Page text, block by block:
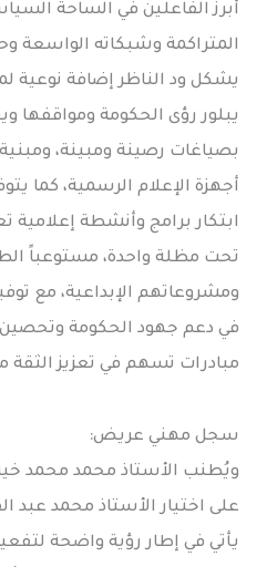
أبرز الفاعلين في الساحة
المتراكمة وشبكاته الواسعة
يشكل ود الناظر إضافة نوعية
يبلور رؤى الحكومة ومواقفها
بصياغات رصينة ومبينة،
أجهزة الإعلام الرسمية، كما
ابتكار برامج وأنشطة إعلامية
تحت مظلة واحدة، مستوعباً
ومشروعاتهم الإبداعية، مع
في دعم جهود الحكومة وتحصين
مبادرات تسهم في تعزيز الثقة
سجل مهني عريض:
ويُطنب الأستاذ محمد محمد
على اختيار الأستاذ محمد عبد
يأتي في إطار رؤية واضحة